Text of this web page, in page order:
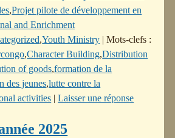
,Projet pilote de développement en
and Enrichment
,Youth Ministry |Mots-clefs :
,Character Building,Distribution
of goods,formation de la
des jeunes,lutte contre la
activities |Laisser une réponse
2025